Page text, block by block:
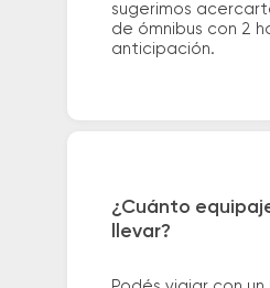
sugerimos
de ómnibus con 2
anticipación.
¿Cuánto
llevar?